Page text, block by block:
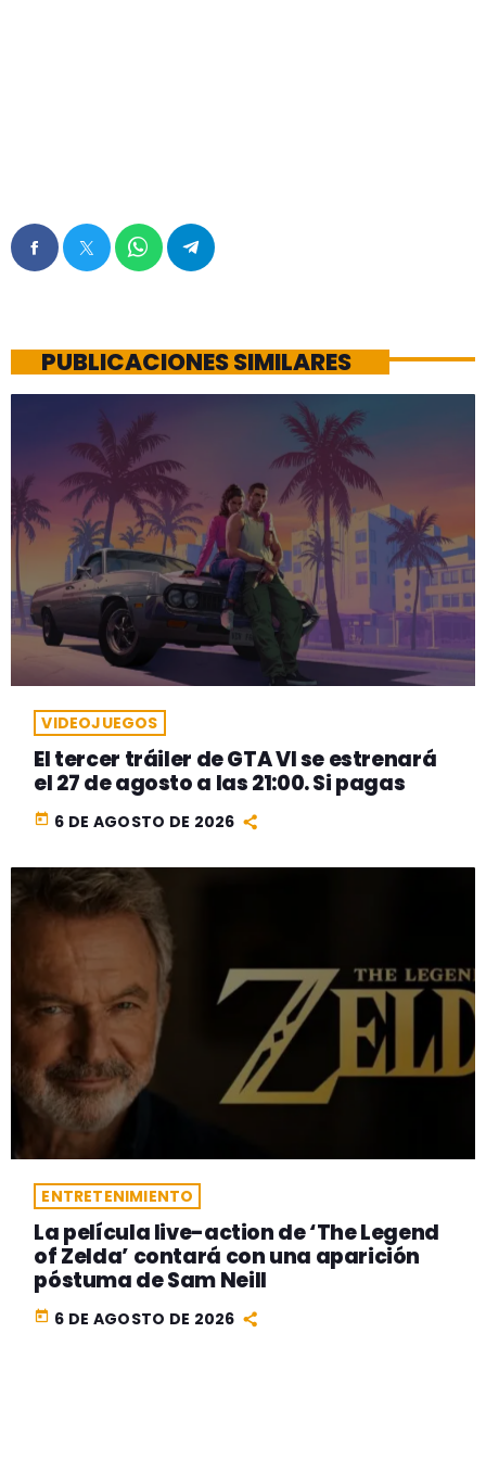
PUBLICACIONES SIMILARES
VIDEOJUEGOS
El tercer tráiler de GTA VI se estrenará
el 27 de agosto a las 21:00. Si pagas
today 6 DE AGOSTO DE 2026
ENTRETENIMIENTO
La película live-action de ‘The Legend
of Zelda’ contará con una aparición
póstuma de Sam Neill
today 6 DE AGOSTO DE 2026